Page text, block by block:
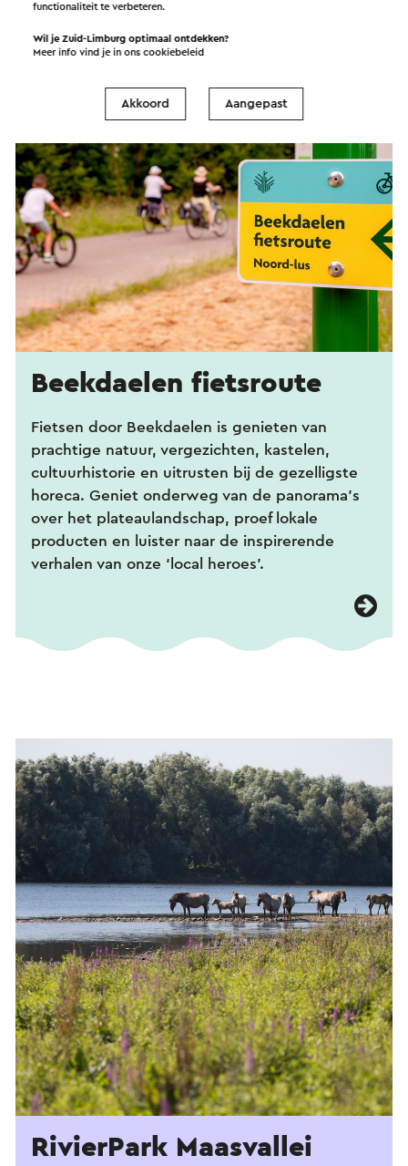
Beekdaelen fietsroute
Fietsen door Beekdaelen is genieten van
prachtige natuur, vergezichten, kastelen,
cultuurhistorie en uitrusten bij de gezelligste
horeca. Geniet onderweg van de panorama’s
over het plateaulandschap, proef lokale
producten en luister naar de inspirerende
verhalen van onze ‘local heroes’.
RivierPark Maasvallei
functionaliteit te verbeteren.
Wil je Zuid-Limburg optimaal ontdekken?
Meer info vind je in onscookiebeleid
Akkoord Aangepast